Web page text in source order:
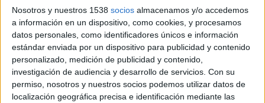
Nosotros y nuestros 1538 socios almacenamos y/o accedemos
a información en un dispositivo, como cookies, y procesamos
datos personales, como identificadores únicos e información
estándar enviada por un dispositivo para publicidad y contenido
personalizado, medición de publicidad y contenido,
investigación de audiencia y desarrollo de servicios. Con su
permiso, nosotros y nuestros socios podemos utilizar datos de
localización geográfica precisa e identificación mediante las
Un any després de posar en marxa l’Oficina del
Padró, l’Ajuntament d’Olot en fa una lectura
“molt positiva”. L’alcalde, Agustí Arbós, explica
que en aquest temps han fet fins a700
inspeccionsque els ha permès detectar 1.300
casos en els quals s’ha comprovat que hi havia